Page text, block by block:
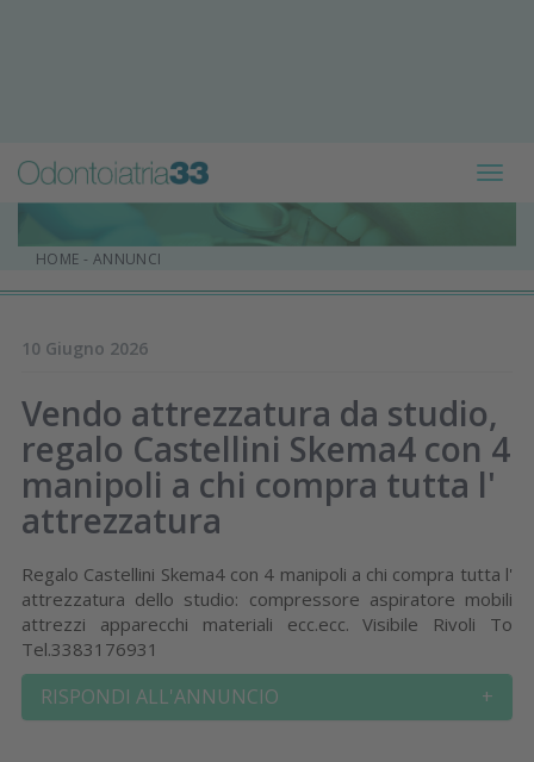
HOME - ANNUNCI
10 Giugno 2026
Vendo attrezzatura da studio,
regalo Castellini Skema4 con 4
manipoli a chi compra tutta l'
attrezzatura
Regalo Castellini Skema4 con 4 manipoli a chi compra tutta l'
attrezzatura dello studio: compressore aspiratore mobili
attrezzi apparecchi materiali ecc.ecc. Visibile Rivoli To
Tel.3383176931
+
RISPONDI ALL'ANNUNCIO